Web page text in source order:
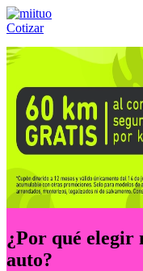
Cotizar
Llámanos al:(55) 84-21-
¿Por qué elegir
auto?